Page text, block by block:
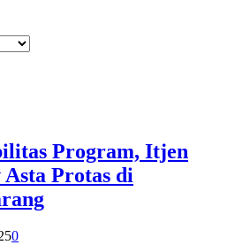
Program, Itjen
Protas di
0